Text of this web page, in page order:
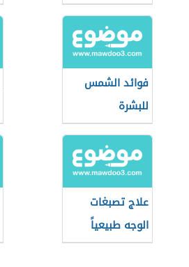
فوائد الشمس
للبشرة
علاج تصبغات
الوجه طبيعياً